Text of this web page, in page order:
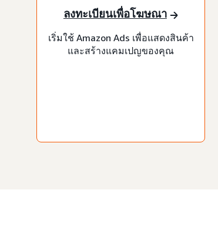
ลงทะเบียนเพื่อโฆษณา
เริ่มใช้ Amazon Ads เพื่อแสดงสินค้า
และสร้างแคมเปญของคุณ